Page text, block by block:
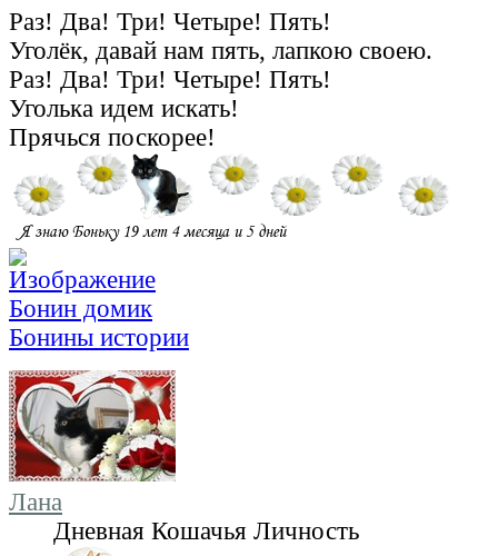
Раз! Два! Три! Четыре! Пять!
Уголёк, давай нам пять, лапкою своею.
Раз! Два! Три! Четыре! Пять!
Уголька идем искать!
Прячься поскорее!
Бонин домик
Бонины истории
Лана
Дневная Кошачья Личность